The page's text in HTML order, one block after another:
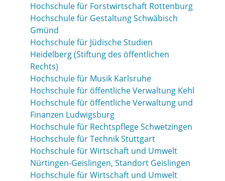
Hochschule für Forstwirtschaft Rottenburg
Hochschule für Gestaltung Schwäbisch
Gmünd
Hochschule für Jüdische Studien
Heidelberg (Stiftung des öffentlichen
Rechts)
Hochschule für Musik Karlsruhe
Hochschule für öffentliche Verwaltung Kehl
Hochschule für öffentliche Verwaltung und
Finanzen Ludwigsburg
Hochschule für Rechtspflege Schwetzingen
Hochschule für Technik Stuttgart
Hochschule für Wirtschaft und Umwelt
Nürtingen-Geislingen, Standort Geislingen
Hochschule für Wirtschaft und Umwelt